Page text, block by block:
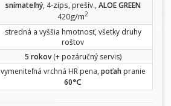
snímateľný, 4-zips, prešív., ALOE GREEN
420g/m2
stredná a vyššia hmotnosť, všetky druhy
roštov
5 rokov(+ pozáručný servis)
vymeniteľná vrchná HR pena, poťahpranie
60°C